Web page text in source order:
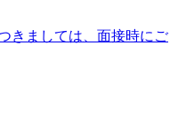
きましては、面接時にご